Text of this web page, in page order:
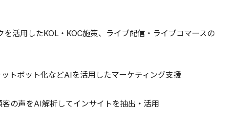
活用したKOL・KOC施策、ライブ配信・ライブコマースの
トボット化などAIを活用したマーケティング支援
客の声をAI解析してインサイトを抽出・活用